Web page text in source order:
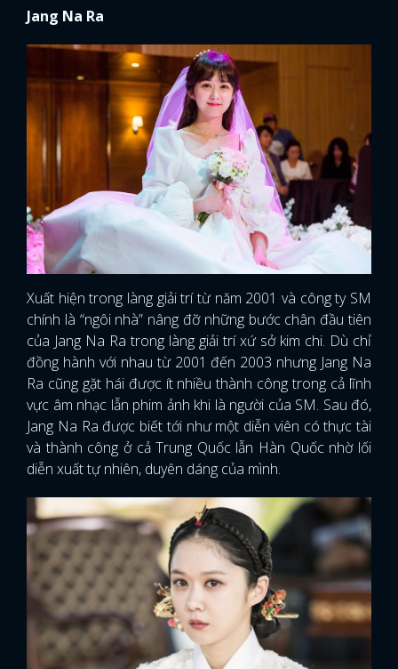
Jang Na Ra
Xuất hiện trong làng giải trí từ năm 2001 và công ty SM
chính là “ngôi nhà” nâng đỡ những bước chân đầu tiên
của Jang Na Ra trong làng giải trí xứ sở kim chi. Dù chỉ
đồng hành với nhau từ 2001 đến 2003 nhưng Jang Na
Ra cũng gặt hái được ít nhiều thành công trong cả lĩnh
vực âm nhạc lẫn phim ảnh khi là người của SM. Sau đó,
Jang Na Ra được biết tới như một diễn viên có thực tài
và thành công ở cả Trung Quốc lẫn Hàn Quốc nhờ lối
diễn xuất tự nhiên, duyên dáng của mình.